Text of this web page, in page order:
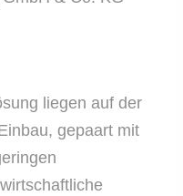
liegen auf der
gepaart mit